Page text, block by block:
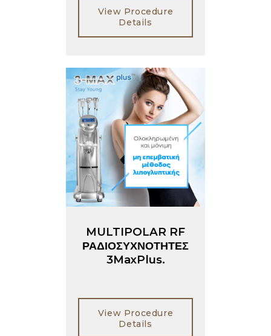
View Procedure
Details
MULTIPOLAR RF
ΡΑΔΙΟΣΥΧΝΟΤΗΤΕΣ
3MaxPlus.
View Procedure
Details